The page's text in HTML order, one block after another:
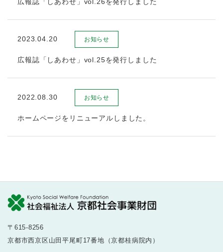
2023.04.20 お知らせ
広報誌「しあわせ」vol.25を発行しました
2022.08.30 お知らせ
ホームページをリニューアルしました。
〒615-8256
京都市西京区山田平尾町17番地（京都桂病院内）